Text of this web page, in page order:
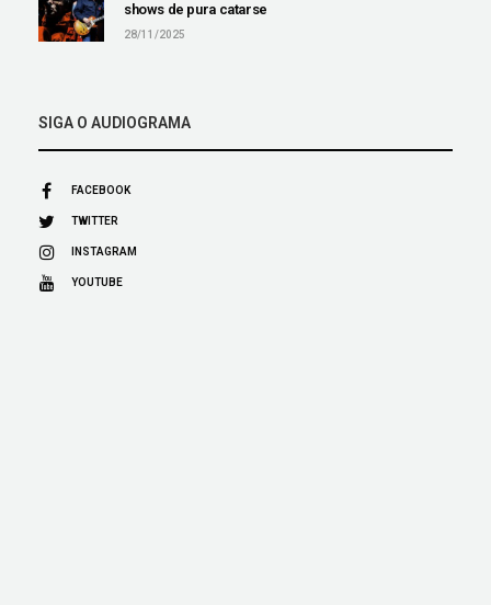
shows de pura catarse
28/11/2025
SIGA O AUDIOGRAMA
FACEBOOK
TWITTER
INSTAGRAM
YOUTUBE